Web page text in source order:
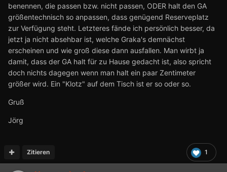
benennen, die passen bzw. nicht passen, ODER halt den GA
größentechnisch so anpassen, dass genügend Reserveplatz
zur Verfügung steht. Letzteres fände ich persönlich besser, da
jetzt ja nicht absehbar ist, welche Graka's demnächst
erscheinen und wie groß diese dann ausfallen. Man wirbt ja
damit, dass der GA halt für zu Hause gedacht ist, also spricht
doch nichts dagegen wenn man halt ein paar Zentimeter
größer wird. Ein "Klotz" auf dem Tisch ist er so oder so.
Gruß
Jörg
1
Zitieren